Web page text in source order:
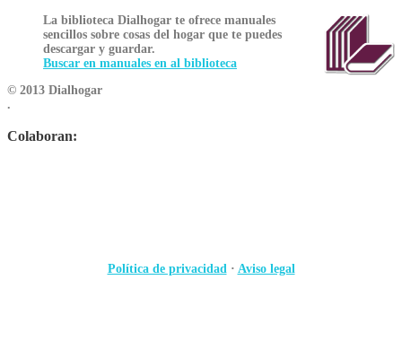
La biblioteca Dialhogar te ofrece manuales
sencillos sobre cosas del hogar que te puedes
descargar y guardar.
Buscar en manuales en al biblioteca
© 2013 Dialhogar
.
Colaboran:
Política de privacidad· Aviso legal